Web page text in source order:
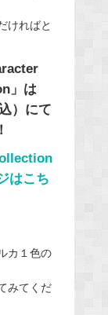
ければと
」は
）にて
はこち
カ１色の
みてくだ